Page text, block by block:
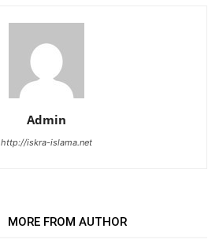
Admin
http://iskra-islama.net
MORE FROM AUTHOR